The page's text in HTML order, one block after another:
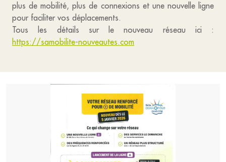
plus de mobilité, plus de connexions et une nouvelle ligne
pour faciliter vos déplacements.
Tous les détails sur le nouveau réseau ici :
https://samobilite-nouveautes.com